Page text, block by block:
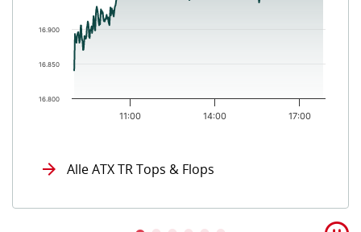
11:00 14:00 17:00
16.800
16.850
16.900
Alle ATX TR Tops & Flops